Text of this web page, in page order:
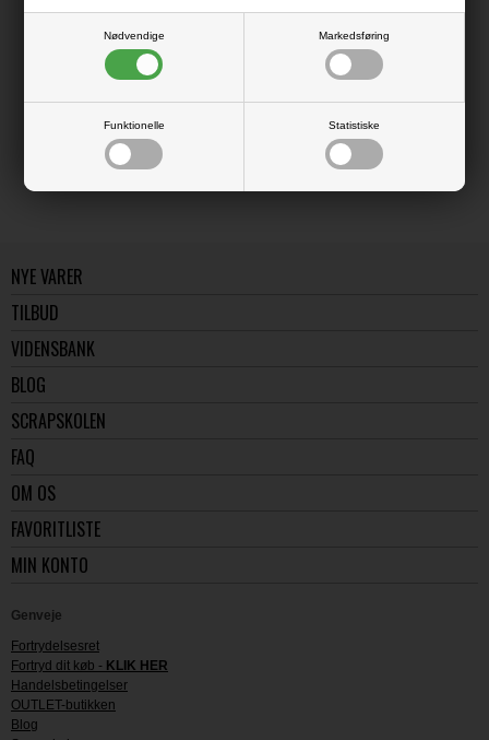
Nødvendige Markedsføring
Funktionelle Statistiske
LÆS OG BLIV INSPIRERET
Læs flere artikler...
NYE VARER
TILBUD
VIDENSBANK
BLOG
SCRAPSKOLEN
FAQ
OM OS
FAVORITLISTE
MIN KONTO
Genveje
Fortrydelsesret
Fortryd dit køb - KLIK HER
Handelsbetingelser
OUTLET-butikken
Blog